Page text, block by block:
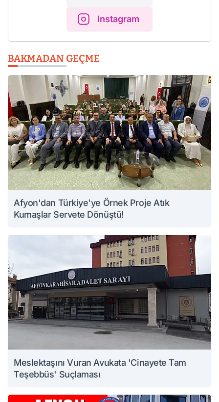
Instagram
BAKMADAN GEÇME
Afyon'dan Türkiye'ye Örnek Proje Atık
Kumaşlar Servete Dönüştü!
Meslektaşını Vuran Avukata 'Cinayete Tam
Teşebbüs' Suçlaması